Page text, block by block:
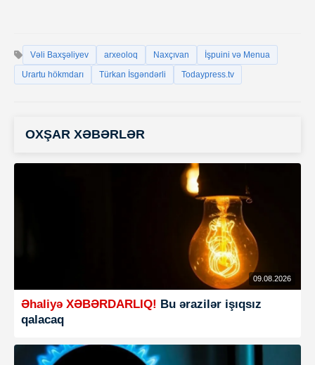
Vəli Baxşəliyev arxeoloq Naxçıvan
İşpuini və Menua
Urartu hökmdarı
Türkan İsgəndərli Todaypress.tv
OXŞAR XƏBƏRLƏR
09.08.2026
Əhaliyə XƏBƏRDARLIQ! Bu ərazilər işıqsız
qalacaq